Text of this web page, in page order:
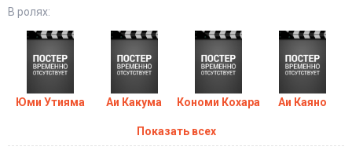
В ролях:
Юми Утияма Аи Какума Кономи Кохара Аи Каяно
Показать всех